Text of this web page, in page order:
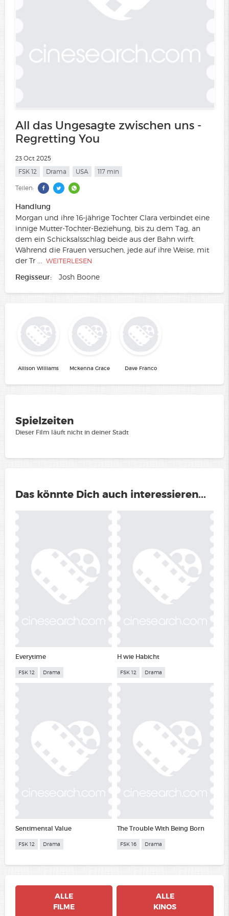
All das Ungesagte zwischen uns -
Regretting You
23 Oct 2025
FSK 12
Drama USA 117 min
Teilen:
Handlung
Morgan und ihre 16-jährige Tochter Clara verbindet eine
innige Mutter-Tochter-Beziehung, bis zu dem Tag, an
dem ein Schicksalsschlag beide aus der Bahn wirft.
Während die Frauen versuchen, jede auf ihre Weise, mit
der Tr
WEITERLESEN
Regisseur: Josh Boone
Allison Williams Mckenna Grace Dave Franco
Spielzeiten
Dieser Film läuft nicht in deiner Stadt
Das könnte Dich auch interessieren...
Everytime
FSK 12 Drama
H wie Habicht
FSK 12 Drama
Sentimental Value
FSK 12 Drama
The Trouble With Being Born
FSK 16 Drama
ALLE
FILME
ALLE
KINOS